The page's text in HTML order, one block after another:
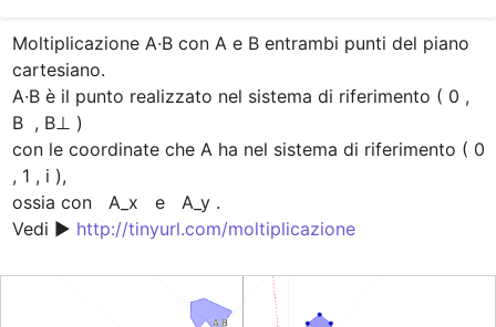
Moltiplicazione A∙B con A e B entrambi punti del piano
cartesiano.
A∙B è il punto realizzato nel sistema di riferimento ( 0 ,
B  , B⊥ )
con le coordinate che A ha nel sistema di riferimento ( 0
, 1 , i ),
ossia con   A_x   e   A_y .
Vedi ▶ http://tinyurl.com/moltiplicazione